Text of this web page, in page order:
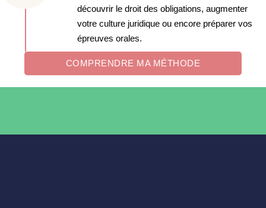
découvrir le droit des obligations, augmenter
votre culture juridique ou encore préparer vos
épreuves orales.
COMPRENDRE MA MÉTHODE